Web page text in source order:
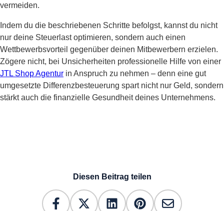
vermeiden.
Indem du die beschriebenen Schritte befolgst, kannst du nicht
nur deine Steuerlast optimieren, sondern auch einen
Wettbewerbsvorteil gegenüber deinen Mitbewerbern erzielen.
Zögere nicht, bei Unsicherheiten professionelle Hilfe von einer
JTL Shop Agentur in Anspruch zu nehmen – denn eine gut
umgesetzte Differenzbesteuerung spart nicht nur Geld, sondern
stärkt auch die finanzielle Gesundheit deines Unternehmens.
Diesen Beitrag teilen